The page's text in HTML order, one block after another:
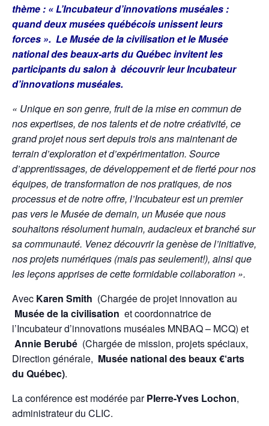
thème : « L’Incubateur d’innovations muséales :
quand deux musées québécois unissent leurs
forces ». Le Musée de la civilisation et le Musée
national des beaux-arts du Québec invitent les
participants du salon à découvrir leur Incubateur
d’innovations muséales.
« Unique en son genre, fruit de la mise en commun de
nos expertises, de nos talents et de notre créativité, ce
grand projet nous sert depuis trois ans maintenant de
terrain d’exploration et d’expérimentation. Source
d’apprentissages, de développement et de fierté pour nos
équipes, de transformation de nos pratiques, de nos
processus et de notre offre, l’Incubateur est un premier
pas vers le Musée de demain, un Musée que nous
souhaitons résolument humain, audacieux et branché sur
sa communauté. Venez découvrir la genèse de l’initiative,
nos projets numériques (mais pas seulement!), ainsi que
les leçons apprises de cette formidable collaboration ».
Avec Karen Smith (Chargée de projet innovation au
Musée de la civilisation et coordonnatrice de
l’Incubateur d’innovations muséales MNBAQ – MCQ) et
Annie Berubé (Chargée de mission, projets spéciaux,
Direction générale, Musée national des beaux €‘arts
du Québec).
La conférence est modérée parPIerre-Yves Lochon,
administrateur du CLIC.